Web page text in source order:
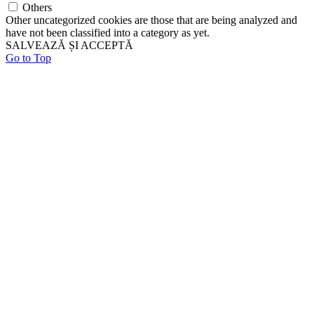
Others
Other uncategorized cookies are those that are being analyzed and
have not been classified into a category as yet.
SALVEAZĂ ȘI ACCEPTĂ
Go to Top